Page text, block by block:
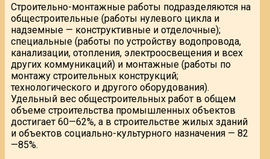
Строительно-монтажные работы подразделяются на
общестроительные (работы нулевого цикла и
надземные — конструктивные и отделочные);
специальные (работы по устройству водопровода,
канализации, отопления, электроосвещения и всех
других коммуникаций) и монтажные (работы по
монтажу строительных конструкций;
технологического и другого оборудования).
Удельный вес общестроительных работ в общем
объеме строительства промышленных объектов
достигает 60—62%, а в строительстве жилых зданий
и объектов социально-культурного назначения — 82
—85%.